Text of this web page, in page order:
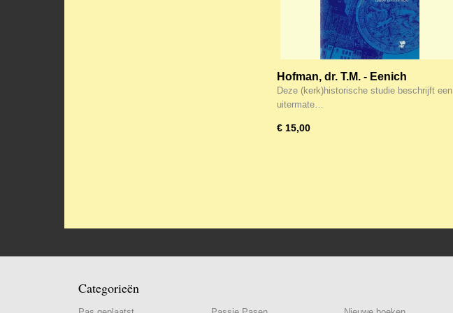
Hofman, dr. T.M. - Eenich
Achterdencken
Deze (kerk)historische studie beschrijft een
uitermate…
€ 15,00
Categorieën